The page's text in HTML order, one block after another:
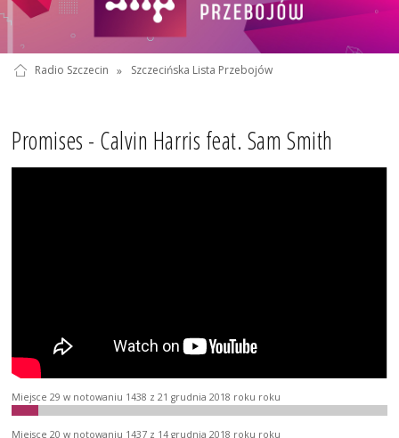
Radio Szczecin » Szczecińska Lista Przebojów
Promises - Calvin Harris feat. Sam Smith
Miejsce 29 w notowaniu 1438 z 21 grudnia 2018 roku roku
Miejsce 20 w notowaniu 1437 z 14 grudnia 2018 roku roku